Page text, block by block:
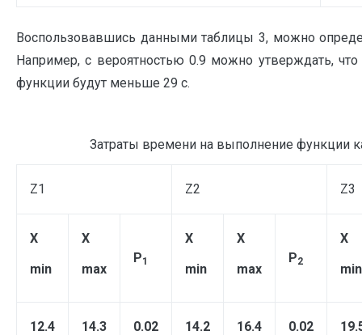
Воспользовавшись данными таблицы 3, можно
Например, с вероятностью 0.9 можно утверждать,
функции будут меньше 29 с.
Затраты времени на выполнение функции
Z1 Z2 Z3
X
min
X
max
P1
X
min
X
max
P2
X
min
12.4 14.3 0.02 14.2 16.4 0.02